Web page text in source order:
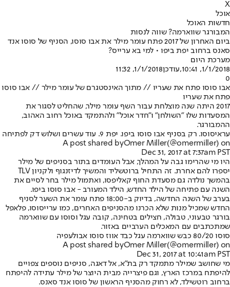
X
אוכל
חדשות האוכל
המבורגר שווארמה? שווה לנסות
ביום האחרון של 2017 פתח עומר מילר את אבו סוסו, הסניף של סוסו אנד
סאנס ברחוב יפת ביפו • למי בא ערייס?
מערכת היום
1/1/2018, 10:41
,עודכן1/1/2018, 11:32
0
אבו סוסו פתח את שעריו // מתוך האינסטגרם של עומר מילר // אבו סוסו
פתח את שעריו
2017 היתה שנה מוצלחת עבור השף עומר מילר, שהחליט לסגור את
המסעדות שלו "השולחן" ו"חדר אוכל" ולהתמקד באוכל רחוב האהוב,
ההמבורגר.
עראיסוסו. רק בסניף אבו סוסו ביפו. יפת 9. עוד עשרים ושלוש דק לפתיחה
A post shared byOmer Miller(@omermiller) on
Dec 31, 2017 at 7:37am PST
היו מי שהרימו גבה על המהלך, אבל העומדים בתור בסניפים של מילר
יספרו להם אחרת. זה התחיל ברוטשליד והמשיך לדיזנגוף ולקניון TLV
בהמשך נולדה גם מסעדת החוף קאליפסו, ואתמול מילר בחר לסיים את
השנה עם פתיחה של הילד החדש, הילד המעורב - אבו סוסו ביפו.
בערב של השנה החדשה, בדיוק ב-18:00 פתח עומר את השער לסניף
החדש שמכיל מנות שלא הכרנו מהסניפים האחרים, כמו ערייסוסו, פלאפל
בורגר טבעוני, טבולה, חצילים בטחינה, קובה עגל וסוסו עם שווארמה
שמתכתבים עם המאכלים הערביים באזור.
סוסו 80/20 כבש שווארמה עגל כבד אווז סוסו אבולעפיה
A post shared byOmer Miller(@omermiller) on
Dec 31, 2017 at 10:41am PST
מי שחושב שמילר מתמקד רק בת"א, אל דאגה, סניפים נוספים צפויים
להיפתח במרכז הארץ, וגם פיצרייה מבית היוצר של מילר עתידה להיפתח
ברחוב רוטשילד, לא רחוק מהסניף הראשון של סוסו אנד סאנס.